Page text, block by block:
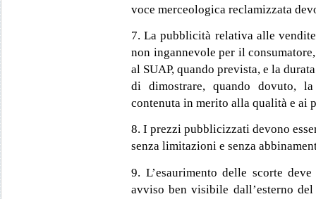
voce merceologica reclamizzata
7. La pubblicità relativa alle
non ingannevole per il
al SUAP, quando prevista, e la
di dimostrare, quando dovuto,
contenuta in merito alla qualità e ai
8. I prezzi pubblicizzati devono
senza limitazioni e senza
9. L’esaurimento delle scorte
avviso ben visibile dall’esterno